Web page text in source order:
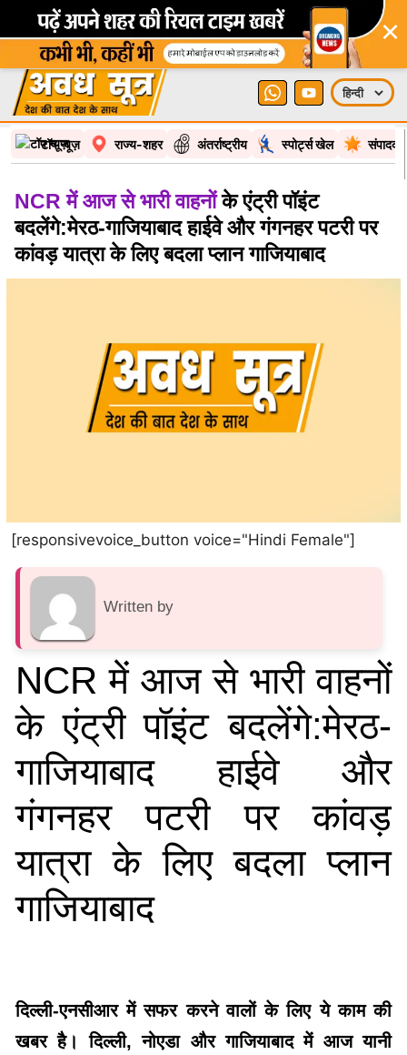
×
टॉप न्यूज़ राज्य-शहर अंतर्राष्ट्रीय स्पोर्ट्स खेल
NCR में आज से भारी वाहनोंके एंट्री पॉइंट
बदलेंगे:मेरठ-गाजियाबाद हाईवे और गंगनहर पटरी पर
कांवड़ यात्रा के लिए बदला प्लान गाजियाबाद
[responsivevoice_button voice="Hindi Female"]
Written by
NCR में आज से भारी वाहनों
के एंट्री पॉइंट बदलेंगे:मेरठ-
गाजियाबाद हाईवे और
गंगनहर पटरी पर कांवड़
यात्रा के लिए बदला प्लान
गाजियाबाद
दिल्ली-एनसीआर में सफर करने वालों के लिए ये काम की
खबर है। दिल्ली, नोएडा और गाजियाबाद में आज यानी